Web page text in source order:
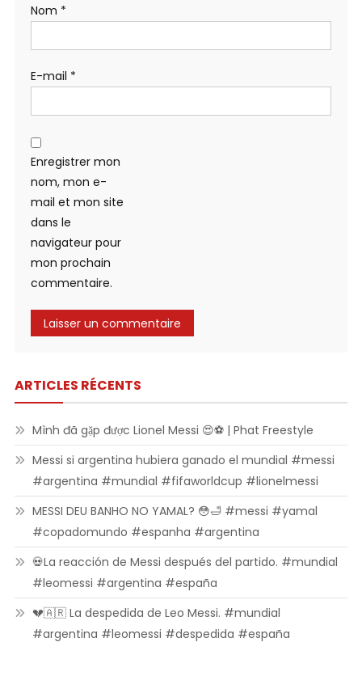
Nom *
E-mail *
Enregistrer mon
nom, mon e-
mail et mon site
dans le
navigateur pour
mon prochain
commentaire.
ARTICLES RÉCENTS
Mình đã gặp được Lionel Messi 😍⚽ | Phat Freestyle
Messi si argentina hubiera ganado el mundial #messi
#argentina #mundial #fifaworldcup #lionelmessi
MESSI DEU BANHO NO YAMAL? 😳🛁 #messi #yamal
#copadomundo #espanha #argentina
💀La reacción de Messi después del partido. #mundial
#leomessi #argentina #españa
💔🇦🇷 La despedida de Leo Messi. #mundial
#argentina #leomessi #despedida #españa